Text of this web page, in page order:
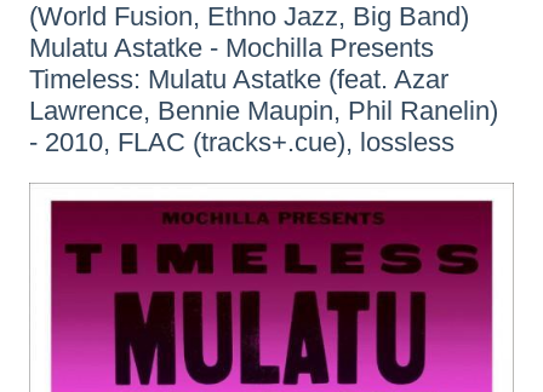
(World Fusion, Ethno Jazz, Big Band)
Mulatu Astatke - Mochilla Presents
Timeless: Mulatu Astatke (feat. Azar
Lawrence, Bennie Maupin, Phil Ranelin)
- 2010, FLAC (tracks+.cue), lossless